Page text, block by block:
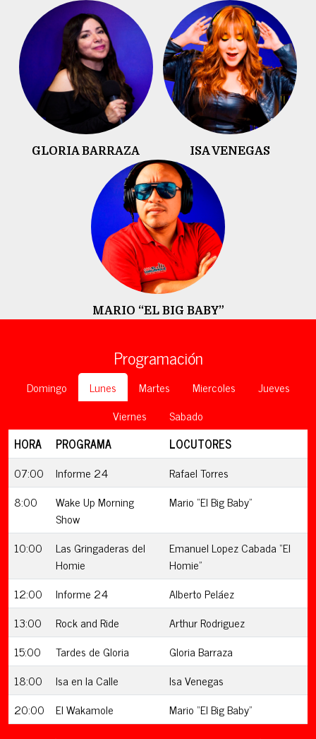
GLORIA BARRAZA ISA VENEGAS
MARIO “EL BIG BABY”
Programación
Domingo Lunes Martes Miercoles
Jueves
Viernes
Sabado
HORA
PROGRAMA
LOCUTORES
07:00
Informe 24
Rafael Torres
8:00
Wake Up Morning
Show
Mario “El Big Baby”
10:00
Las Gringaderas del
Homie
Emanuel Lopez Cabada “El
Homie”
12:00
Informe 24
Alberto Peláez
13:00
Rock and Ride
Arthur Rodriguez
15:00
Tardes de Gloria
Gloria Barraza
18:00
Isa en la Calle
Isa Venegas
20:00
El Wakamole Mario “El Big Baby”